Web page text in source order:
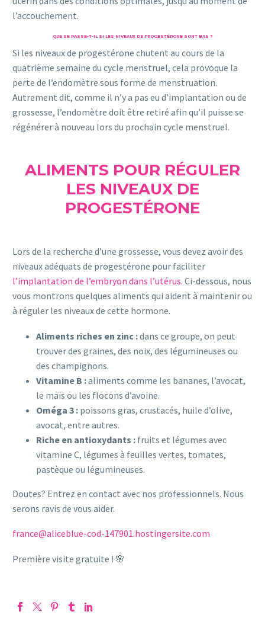
l’accouchement.
QUE SE PASSE-T-IL SI LES NIVEAUX DE PROGESTÉRONE SONT BAS ?
Si les niveaux de progestérone chutent au cours de la
quatrième semaine du cycle menstruel, cela provoque la
perte de l’endomètre sous forme de menstruation.
Autrement dit, comme il n’y a pas eu d’implantation ou de
grossesse, l’endomètre doit être retiré afin qu’il puisse se
régénérer à nouveau lors du prochain cycle menstruel.
ALIMENTS POUR RÉGULER
LES NIVEAUX DE
PROGESTÉRONE
Lors de la recherche d’une grossesse, vous devez avoir des
niveaux adéquats de progestérone pour faciliter
l’implantation de l’embryon dans l’utérus. Ci-dessous, nous
vous montrons quelques aliments qui aident à maintenir ou
à réguler les niveaux de cette hormone.
Aliments riches en zinc :dans ce groupe, on peut
trouver des graines, des noix, des légumineuses ou
des champignons.
Vitamine B :aliments comme les bananes, l’avocat,
le maïs ou les flocons d’avoine.
Oméga 3 : poissons gras, crustacés, huile d’olive,
avocat, entre autres.
Riche en antioxydants : fruits et légumes avec
vitamine C, légumes à feuilles vertes, tomates,
pastèque ou légumineuses.
Doutes? Entrez en contact avec nos professionnels. Nous
serons ravis de vous aider.
france@aliceblue-cod-147901.hostingersite.com
Première visite gratuite ! 🌸